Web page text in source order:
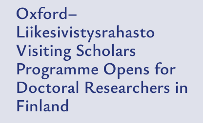
Oxford–
Liikesivistysrahasto
Visiting Scholars
Programme Opens for
Doctoral Researchers in
Finland